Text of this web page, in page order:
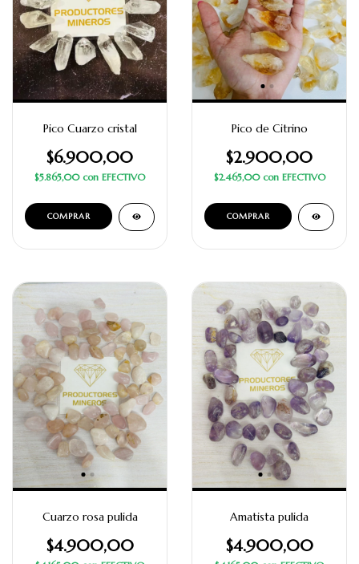
Pico Cuarzo cristal
$6.900,00
$5.865,00 con EFECTIVO
Pico de Citrino
$2.900,00
$2.465,00 con EFECTIVO
COMPRAR
Cuarzo rosa pulida
$4.900,00
Amatista pulida
$4.900,00